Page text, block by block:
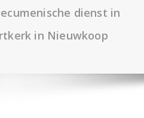
dienst in
in Nieuwkoop